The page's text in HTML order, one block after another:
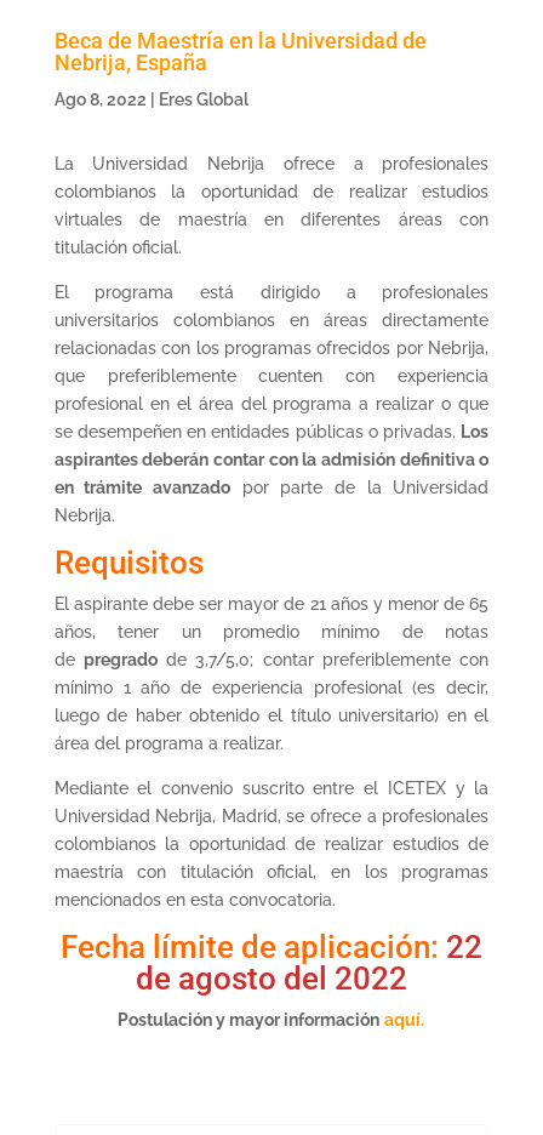
Beca de Maestría en la Universidad de
Nebrija, España
Ago 8, 2022 | Eres Global
La Universidad Nebrija ofrece a profesionales
colombianos la oportunidad de realizar estudios
virtuales de maestría en diferentes áreas con
titulación oficial.
El programa está dirigido a profesionales
universitarios colombianos en áreas directamente
relacionadas con los programas ofrecidos por Nebrija,
que preferiblemente cuenten con experiencia
profesional en el área del programa a realizar o que
se desempeñen en entidades públicas o privadas. Los
aspirantes deberán contar con la admisión definitiva o
en trámite avanzado por parte de la Universidad
Nebrija.
Requisitos
El aspirante debe ser mayor de 21 años y menor de 65
años, tener un promedio mínimo de notas
de pregrado de 3,7/5,0; contar preferiblemente con
mínimo 1 año de experiencia profesional (es decir,
luego de haber obtenido el título universitario) en el
área del programa a realizar.
Mediante el convenio suscrito entre el ICETEX y la
Universidad Nebrija, Madrid, se ofrece a profesionales
colombianos la oportunidad de realizar estudios de
maestría con titulación oficial, en los programas
mencionados en esta convocatoria.
Fecha límite de aplicación: 22
de agosto del 2022
Postulación y mayor información aquí.